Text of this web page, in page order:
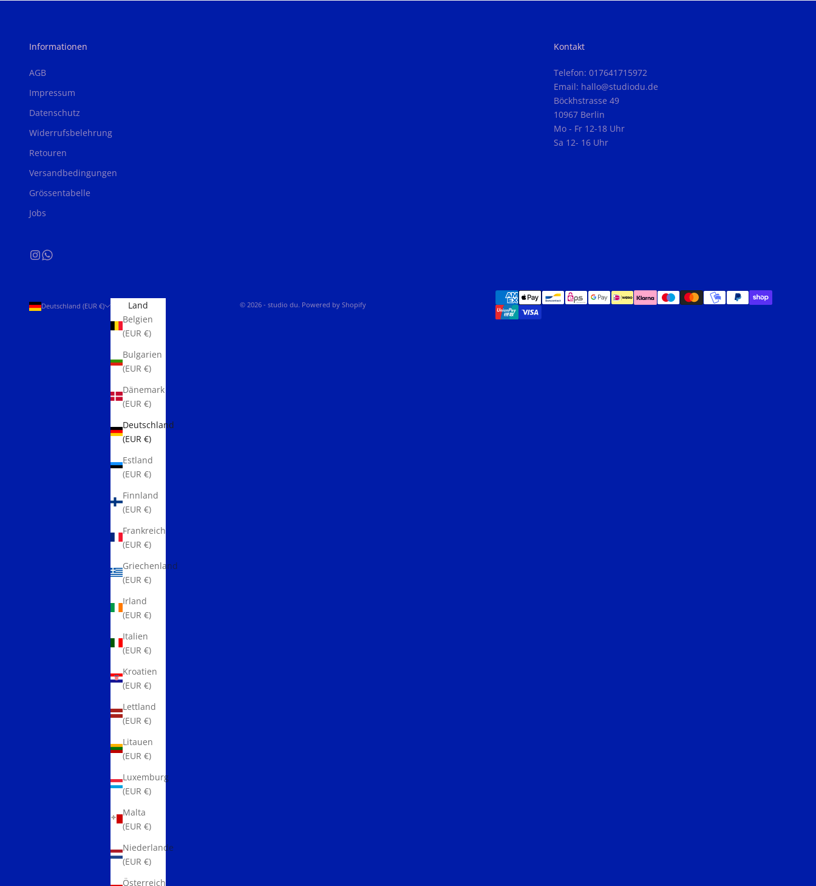
Informationen
AGB
Impressum
Datenschutz
Widerrufsbelehrung
Retouren
Versandbedingungen
Grössentabelle
Jobs
Kontakt
Telefon: 017641715972
Email: hallo@studiodu.de
Böckhstrasse 49
10967 Berlin
Mo - Fr 12-18 Uhr
Sa 12- 16 Uhr
Deutschland (EUR €)
Land
Belgien
(EUR €)
Bulgarien
(EUR €)
Dänemark
(EUR €)
Deutschland
(EUR €)
Estland
(EUR €)
Finnland
(EUR €)
Frankreich
(EUR €)
Griechenland
(EUR €)
Irland
(EUR €)
Italien
(EUR €)
Kroatien
(EUR €)
Lettland
(EUR €)
Litauen
(EUR €)
Luxemburg
(EUR €)
Malta
(EUR €)
Niederlande
(EUR €)
Österreich
© 2026 - studio du. Powered by Shopify